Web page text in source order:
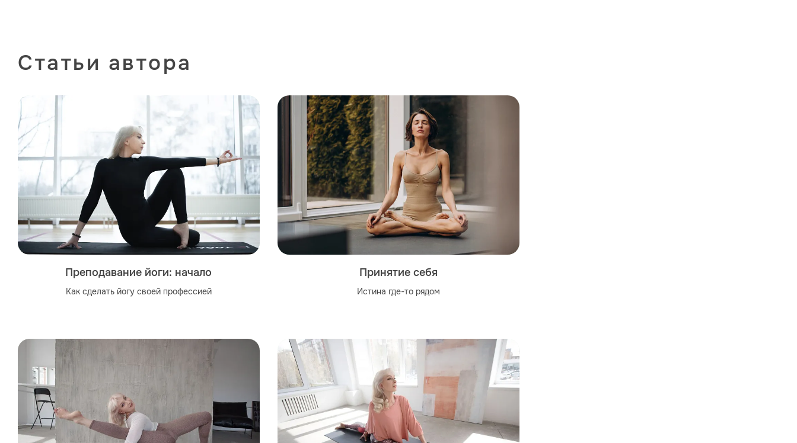
Статьи автора
Преподавание йоги: начало
Как сделать йогу своей профессией
Принятие себя
Истина где-то рядом